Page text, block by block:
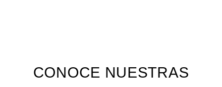
CONOCE NUESTRAS